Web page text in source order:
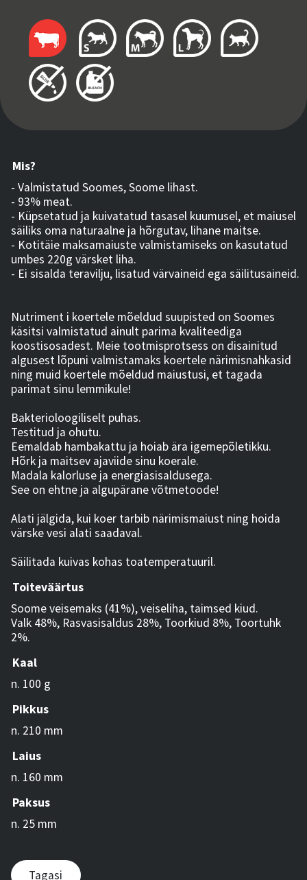
Mis?
- Valmistatud Soomes, Soome lihast.
- 93% meat.
- Küpsetatud ja kuivatatud tasasel kuumusel, et maiusel
säiliks oma naturaalne ja hõrgutav, lihane maitse.
- Kotitäie maksamaiuste valmistamiseks on kasutatud
umbes 220g värsket liha.
- Ei sisalda teravilju, lisatud värvaineid ega säilitusaineid.
Nutriment i koertele mõeldud suupisted on Soomes
käsitsi valmistatud ainult parima kvaliteediga
koostisosadest. Meie tootmisprotsess on disainitud
algusest lõpuni valmistamaks koertele närimisnahkasid
ning muid koertele mõeldud maiustusi, et tagada
parimat sinu lemmikule!
Bakterioloogiliselt puhas.
Testitud ja ohutu.
Eemaldab hambakattu ja hoiab ära igemepõletikku.
Hõrk ja maitsev ajaviide sinu koerale.
Madala kalorluse ja energiasisaldusega.
See on ehtne ja algupärane võtmetoode!
Alati jälgida, kui koer tarbib närimismaiust ning hoida
värske vesi alati saadaval.
Säilitada kuivas kohas toatemperatuuril.
Toiteväärtus
Soome veisemaks (41%), veiseliha, taimsed kiud.
Valk 48%, Rasvasisaldus 28%, Toorkiud 8%, Toortuhk
2%.
Kaal
n. 100 g
Pikkus
n. 210 mm
Laius
n. 160 mm
Paksus
n. 25 mm
Tagasi